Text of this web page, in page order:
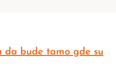
da bude tamo gde su